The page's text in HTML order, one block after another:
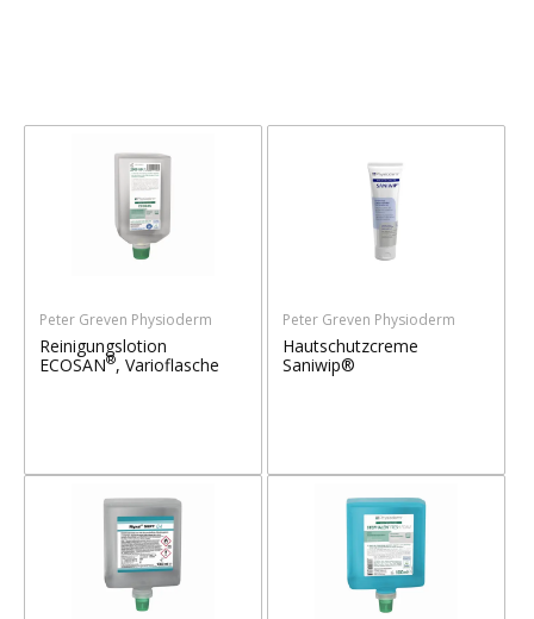
Peter Greven Physioderm
Reinigungslotion
ECOSAN®, Varioflasche
Peter Greven Physioderm
Hautschutzcreme
Saniwip®